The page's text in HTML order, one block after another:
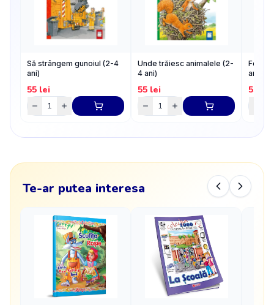
Să strângem gunoiul (2-4
ani)
55 lei
Unde trăiesc animalele (2-
4 ani)
55 lei
ani)
55
Te-ar putea interesa